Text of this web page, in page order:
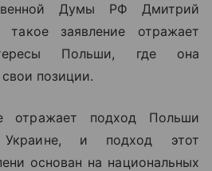
Думы РФ Дмитрий
заявление отражает
Польши, где она
позиции.
отражает подход Польши
и подход этот
основан на национальных